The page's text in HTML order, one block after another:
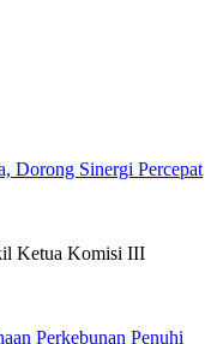
Dorong Sinergi Percepat
Ketua Komisi III
Perkebunan Penuhi